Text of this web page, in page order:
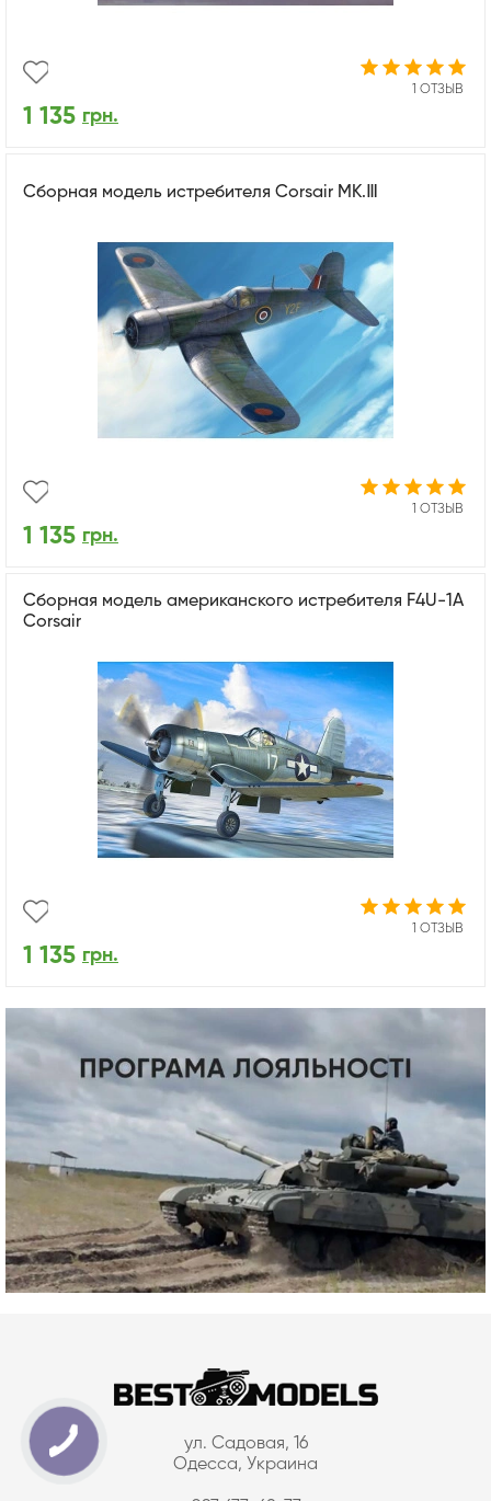
1 ОТЗЫВ
1 135 грн.
Сборная модель истребителя Corsair MK.Ⅲ
1 ОТЗЫВ
1 135 грн.
Сборная модель американского истребителя F4U-1A
Corsair
1 ОТЗЫВ
1 135 грн.
ул. Садовая, 16
Одесса, Украина